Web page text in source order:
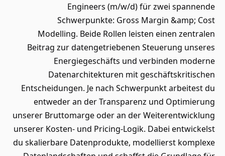
Engineers (m/w/d) für zwei spannende
Schwerpunkte: Gross Margin &amp; Cost
Modelling. Beide Rollen leisten einen zentralen
Beitrag zur datengetriebenen Steuerung unseres
Energiegeschäfts und verbinden moderne
Datenarchitekturen mit geschäftskritischen
Entscheidungen. Je nach Schwerpunkt arbeitest du
entweder an der Transparenz und Optimierung
unserer Bruttomarge oder an der Weiterentwicklung
unserer Kosten- und Pricing-Logik. Dabei entwickelst
du skalierbare Datenprodukte, modellierst komplexe